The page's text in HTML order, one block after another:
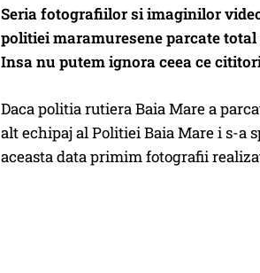
Seria fotografiilor si imaginilor
politiei maramuresene parcate
Insa nu putem ignora ceea ce
Daca politia rutiera Baia Mare a
alt echipaj al Politiei Baia Mare i s-a
aceasta data primim fotografii